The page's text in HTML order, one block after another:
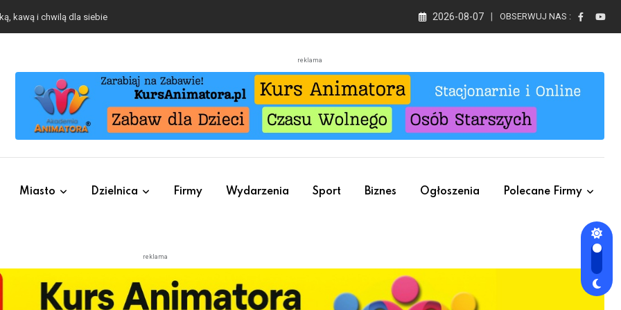
kawą i chwilą dla siebie 2026-08-07 OBSERWUJ NAS :
reklama
Miasto Dzielnica Firmy Wydarzenia Sport Biznes Ogłoszenia Polecane Firmy
reklama